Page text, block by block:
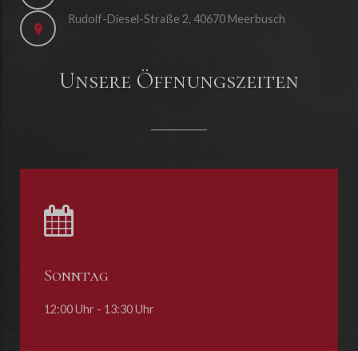
Rudolf-Diesel-Straße 2, 40670 Meerbusch
Unsere Öffnungszeiten
Sonntag
12:00 Uhr - 13:30 Uhr